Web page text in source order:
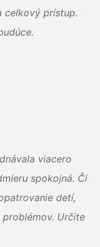
celkový prístup.
viacero
spokojná. Či
detí,
Určite